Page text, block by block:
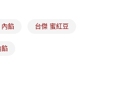
餡 台傑 蜜紅豆
餡